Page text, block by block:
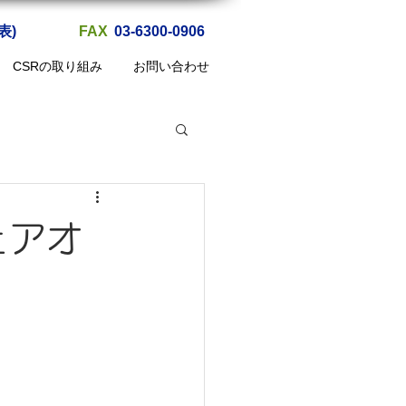
) FAX 03-6300-0906
CSRの取り組み お問い合わせ
オ